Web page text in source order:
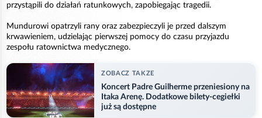
przystąpili do działań ratunkowych, zapobiegając tragedii.
Mundurowi opatrzyli rany oraz zabezpieczyli je przed dalszym
krwawieniem, udzielając pierwszej pomocy do czasu przyjazdu
zespołu ratownictwa medycznego.
ZOBACZ TAKZE
Koncert Padre Guilherme przeniesiony na
Itaka Arenę. Dodatkowe bilety-cegiełki
już są dostępne